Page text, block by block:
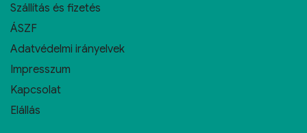
Szállítás és fizetés
ÁSZF
Adatvédelmi irányelvek
Impresszum
Kapcsolat
Elállás